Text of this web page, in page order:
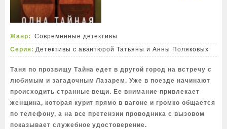
Жанр:
Современные детективы
Серия: Детективы с авантюрой Татьяны и Анны Поляковых
Таня по прозвищу Тайна едет в другой город на встречу с
любимым и загадочным Лазарем. Уже в поезде начинают
происходить странные вещи. Ее внимание привлекает
женщина, которая курит прямо в вагоне и громко общается
по телефону, а на все претензии проводника с вызовом
показывает служебное удостоверение.